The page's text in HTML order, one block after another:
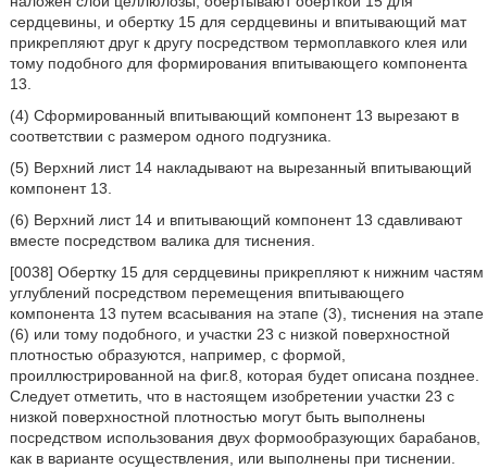
сердцевины, и обертку 15 для сердцевины и впитывающий мат
прикрепляют друг к другу посредством термоплавкого клея или
тому подобного для формирования впитывающего компонента
13.
(4) Сформированный впитывающий компонент 13 вырезают в
соответствии с размером одного подгузника.
(5) Верхний лист 14 накладывают на вырезанный впитывающий
компонент 13.
(6) Верхний лист 14 и впитывающий компонент 13 сдавливают
вместе посредством валика для тиснения.
[0038] Обертку 15 для сердцевины прикрепляют к нижним частям
углублений посредством перемещения впитывающего
компонента 13 путем всасывания на этапе (3), тиснения на этапе
(6) или тому подобного, и участки 23 с низкой поверхностной
плотностью образуются, например, с формой,
проиллюстрированной на фиг.8, которая будет описана позднее.
Следует отметить, что в настоящем изобретении участки 23 с
низкой поверхностной плотностью могут быть выполнены
посредством использования двух формообразующих барабанов,
как в варианте осуществления, или выполнены при тиснении.